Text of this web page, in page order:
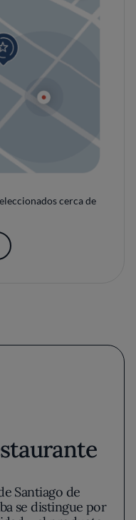
cerca de
Santiago de
se distingue por